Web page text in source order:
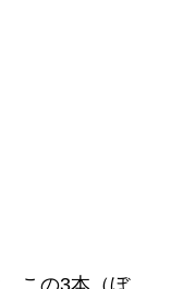
この3本（ぼ